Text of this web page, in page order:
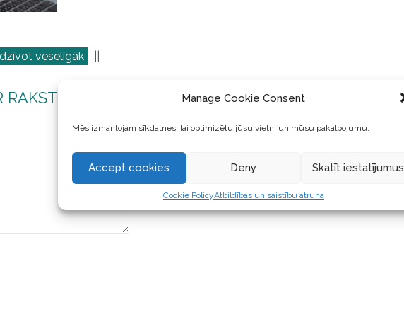
Manage Cookie Consent
Mēs izmantojam sīkdatnes, lai optimizētu jūsu vietni un mūsu pakalpojumu.
Accept cookies Deny Skatīt iestatījumus
Cookie PolicyAtbildības un saistību atruna
veselīgāk